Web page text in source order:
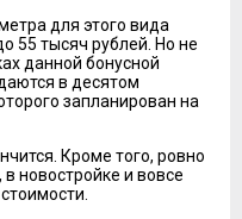
для этого вида
55 тысяч рублей. Но не
данной бонусной
в десятом
запланирован на
Кроме того, ровно
новостройке и вовсе